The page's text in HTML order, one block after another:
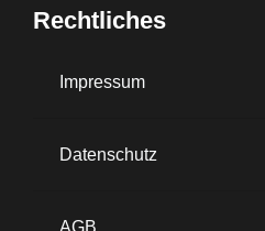
Rechtliches
Impressum
Datenschutz
AGB